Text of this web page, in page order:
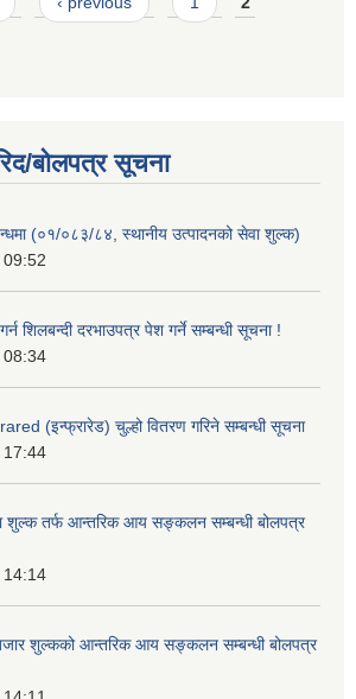
बोलपत्र सूचना
(०१/०८३/८४, स्थानीय उत्पादनको सेवा शुल्क)
शिलबन्दी दरभाउपत्र पेश गर्ने सम्बन्धी सूचना !
(इन्फ्रारेड) चुल्हो वितरण गरिने सम्बन्धी सूचना
शुल्क तर्फ आन्तरिक आय सङ्कलन सम्बन्धी बोलपत्र
शुल्कको आन्तरिक आय सङ्कलन सम्बन्धी बोलपत्र